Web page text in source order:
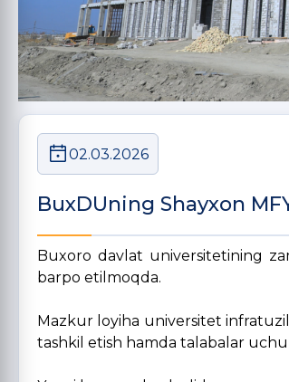
02.03.2026
BuxDUning Shayxon
Buxoro davlat universitetining
barpo etilmoqda.
Mazkur loyiha universitet
tashkil etish hamda talabalar